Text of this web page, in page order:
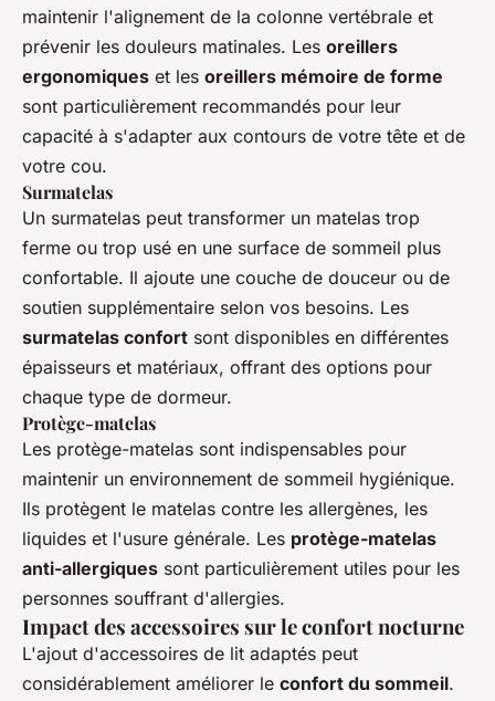
maintenir l'alignement de la colonne vertébrale et
prévenir les douleurs matinales. Les oreillers
ergonomiques et les oreillers mémoire de forme
sont particulièrement recommandés pour leur
capacité à s'adapter aux contours de votre tête et de
votre cou.
Surmatelas
Un surmatelas peut transformer un matelas trop
ferme ou trop usé en une surface de sommeil plus
confortable. Il ajoute une couche de douceur ou de
soutien supplémentaire selon vos besoins. Les
surmatelas confort sont disponibles en différentes
épaisseurs et matériaux, offrant des options pour
chaque type de dormeur.
Protège-matelas
Les protège-matelas sont indispensables pour
maintenir un environnement de sommeil hygiénique.
Ils protègent le matelas contre les allergènes, les
liquides et l'usure générale. Les protège-matelas
anti-allergiques sont particulièrement utiles pour les
personnes souffrant d'allergies.
Impact des accessoires sur le confort nocturne
L'ajout d'accessoires de lit adaptés peut
considérablement améliorer le confort du sommeil.